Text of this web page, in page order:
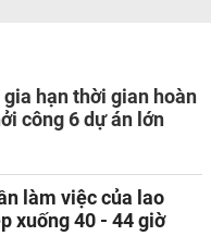
hạn thời gian hoàn
công 6 dự án lớn
làm việc của lao
xuống 40 - 44 giờ